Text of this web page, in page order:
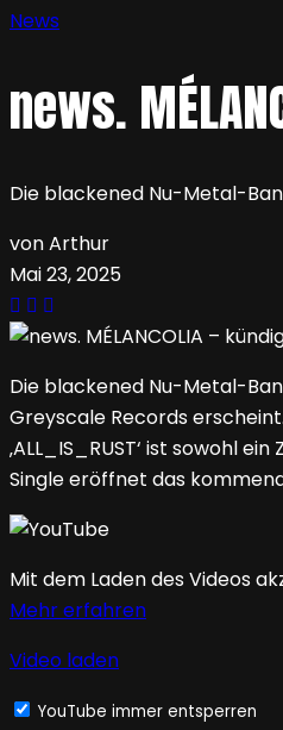
News
news.
Die blackened Nu-Metal-
von Arthur
Mai 23, 2025
Die blackened Nu-Metal-
Greyscale Records
‚ALL_IS_RUST‘ ist sowohl
Single eröffnet das
Mit dem Laden des Videos
Mehr erfahren
Video laden
YouTube immer entsperren